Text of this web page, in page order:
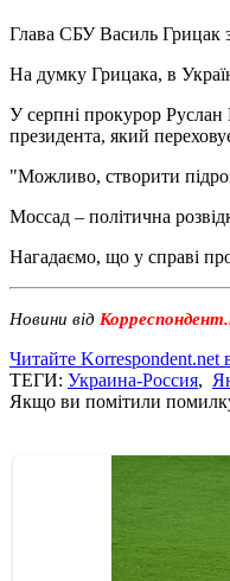
Глава СБУ Василь Грицак
На думку Грицака, в
У серпні прокурор Руслан
президента, який
"Можливо, створити
Моссад – політична
Нагадаємо, що у справі
Новини від
Читайте Korrespondent.net
ТЕГИ: Украина-Россия,
Якщо ви помітили